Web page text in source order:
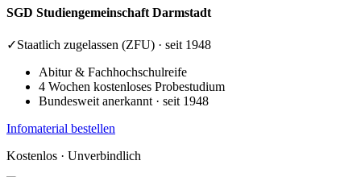
SGD Studiengemeinschaft Darmstadt
✓Staatlich zugelassen (ZFU) · seit 1948
Abitur & Fachhochschulreife
4 Wochen kostenloses Probestudium
Bundesweit anerkannt · seit 1948
Infomaterial bestellen
Kostenlos · Unverbindlich